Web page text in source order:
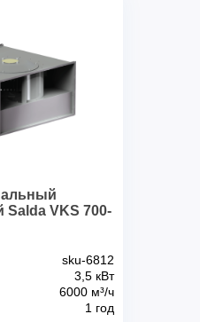
VKS 700-
sku-6812
3,5 кВт
6000 м³/ч
1 год